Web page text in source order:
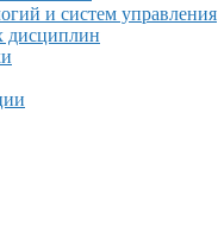
и систем управления
дисциплин